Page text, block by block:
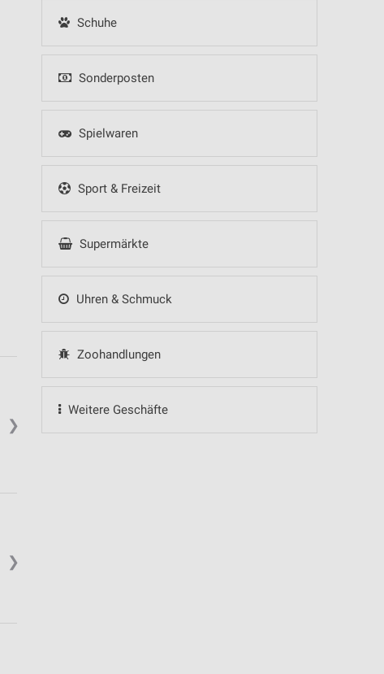
Schuhe
Sonderposten
Spielwaren
Sport & Freizeit
Supermärkte
Uhren & Schmuck
Zoohandlungen
Weitere Geschäfte
❯
❯